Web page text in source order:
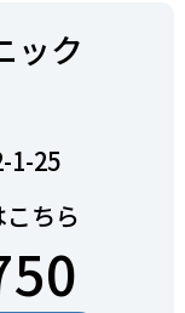
ック
1-25
こちら